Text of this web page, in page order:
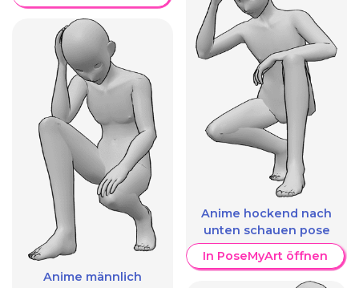
Anime männlich
Anime hockend nach
unten schauen pose
In PoseMyArt öffnen